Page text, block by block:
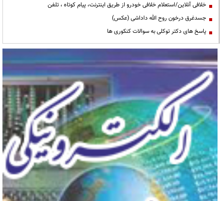
خلافی آنلاین/استعلام خلافی خودرو از طریق اینترنت، پیام کوتاه ، تلفن
جسدغرق درخون روح الله داداشی (عکس)
پاسخ های دکتر توکلی به سوالات کنکوری ها